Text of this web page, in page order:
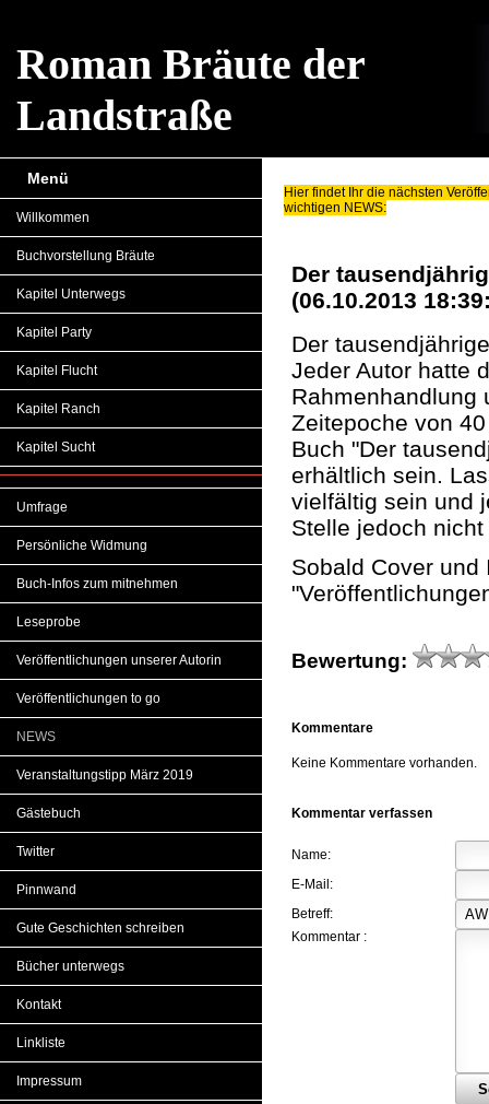
Roman Bräute der
Landstraße
Menü
Willkommen
Buchvorstellung Bräute
Kapitel Unterwegs
Kapitel Party
Kapitel Flucht
Kapitel Ranch
Kapitel Sucht
Umfrage
Persönliche Widmung
Buch-Infos zum mitnehmen
Leseprobe
Veröffentlichungen unserer Autorin
Veröffentlichungen to go
NEWS
Veranstaltungstipp März 2019
Gästebuch
Twitter
Pinnwand
Gute Geschichten schreiben
Bücher unterwegs
Kontakt
Linkliste
Impressum
Hier findet Ihr die nächsten
wichtigen NEWS:
Der
(06.10.2013
Der
Jeder Autor hatte
Rahmenhandlung
Zeitepoche von
Buch "Der
erhältlich sein.
vielfältig sein und
Stelle jedoch
Sobald Cover und
Bewertung:
Kommentare
Keine Kommentare vorhanden.
Kommentar verfassen
Name:
E-Mail:
Betreff:
Kommentar :